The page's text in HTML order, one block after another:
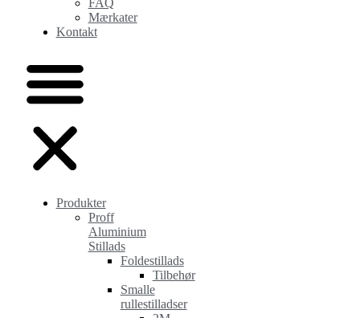
Mærkater
Kontakt
Produkter
Proff
Aluminium
Stillads
Foldestillads
Tilbehør
Smalle
rullestilladser